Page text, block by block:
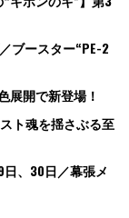
ブースター“PE-2
展開で新登場！
スト魂を揺さぶる至
日、30日／幕張メ